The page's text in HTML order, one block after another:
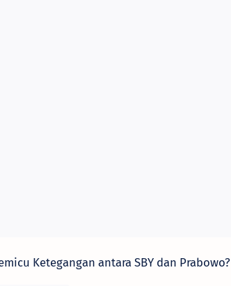
Ketegangan antara SBY dan Prabowo?